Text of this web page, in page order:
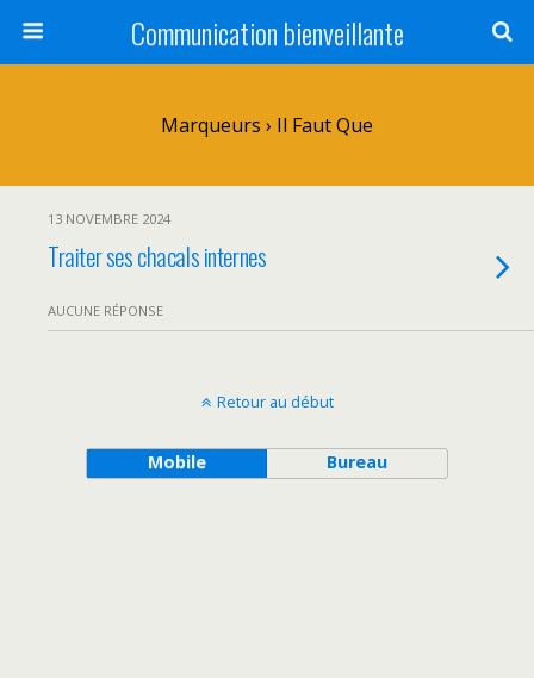
Communication bienveillante
Marqueurs › Il Faut Que
13 NOVEMBRE 2024
Traiter ses chacals internes
AUCUNE RÉPONSE
Retour au début
Mobile Bureau